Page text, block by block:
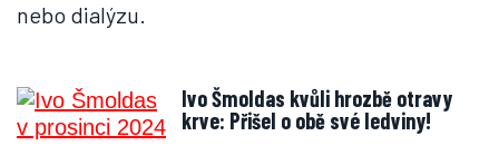
nebo dialýzu.
Ivo Šmoldas kvůli hrozbě otravy
krve: Přišel o obě své ledviny!